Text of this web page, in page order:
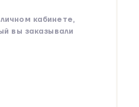
кабинете,
вы заказывали